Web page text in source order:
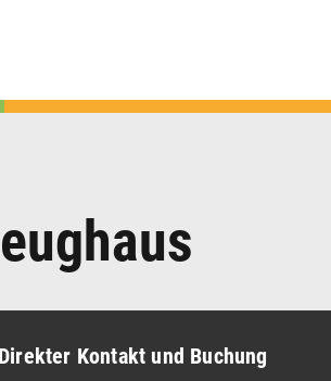
Direkter Kontakt und Buchung